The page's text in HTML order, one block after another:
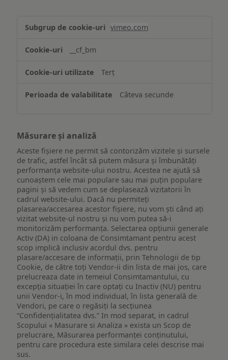
funcționalităților
ului
vimeo.com
__cf_bm
Terț
Câteva secunde
Măsurare și analiză
Aceste fișiere ne permit să contorizăm vizitele și sursele
de trafic, astfel încât să putem măsura și îmbunătăți
performanța website-ului nostru. Acestea ne ajută să
cunoaștem cele mai populare sau mai puțin populare
pagini și să vedem cum se deplasează vizitatorii în
cadrul website-ului. Dacă nu permiteți
plasarea/accesarea acestor fișiere, nu vom ști când ați
vizitat website-ul nostru și nu vom putea să-i
monitorizăm performanța. Selectarea opțiunii generale
Activ (DA) in coloana de Consimtamant pentru acest
scop implică inclusiv acordul dvs. pentru
plasare/accesare de informații, prin Tehnologii de tip
Cookie, de către toți Vendor-ii din lista de mai jos, care
prelucreaza date in temeiul Consimtamantului, cu
excepția situației în care optați cu Inactiv (NU) pentru
unii Vendor-i, în mod individual, în lista generală de
Vendori, pe care o regăsiți la secțiunea
“Confidențialitatea dvs.” In mod separat, in cadrul
Scopului « Masurare si Analiza » exista un Scop de
prelucrare, Măsurarea performanței conținutului,
pentru care procedura este similara celei descrise mai
sus.